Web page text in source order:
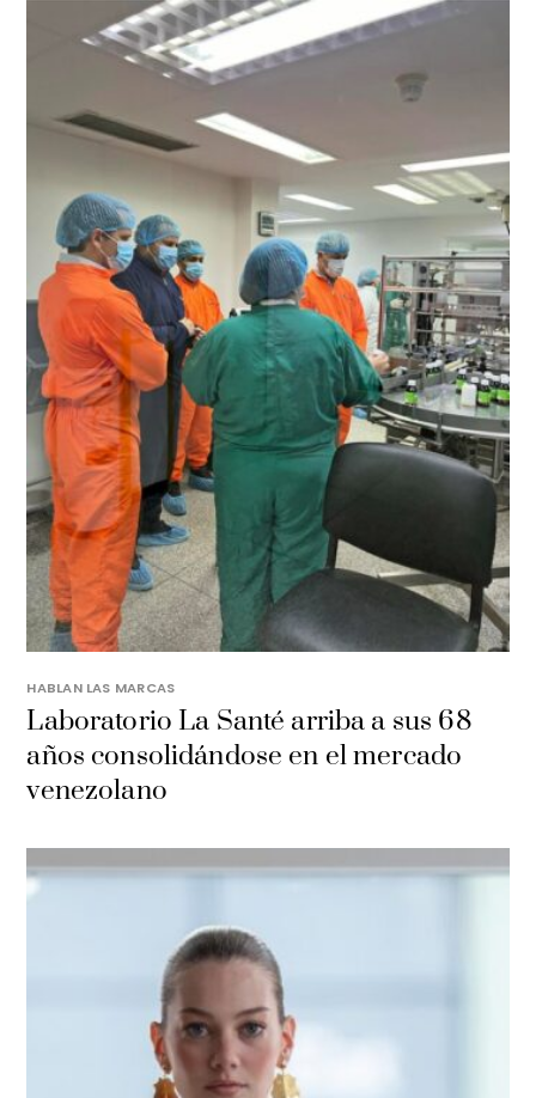
HABLAN LAS MARCAS
Laboratorio La Santé arriba a sus 68
años consolidándose en el mercado
venezolano